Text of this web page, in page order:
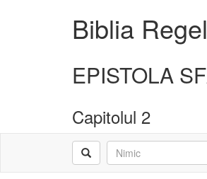
Biblia
EPISTOLA
Capitolul 2
Nimic